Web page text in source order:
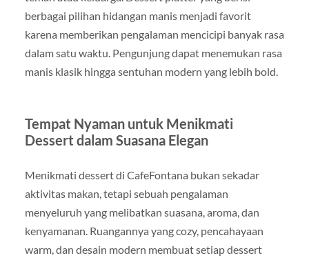
berbagai pilihan hidangan manis menjadi favorit
karena memberikan pengalaman mencicipi banyak rasa
dalam satu waktu. Pengunjung dapat menemukan rasa
manis klasik hingga sentuhan modern yang lebih bold.
Tempat Nyaman untuk Menikmati
Dessert dalam Suasana Elegan
Menikmati dessert di CafeFontana bukan sekadar
aktivitas makan, tetapi sebuah pengalaman
menyeluruh yang melibatkan suasana, aroma, dan
kenyamanan. Ruangannya yang cozy, pencahayaan
warm, dan desain modern membuat setiap dessert